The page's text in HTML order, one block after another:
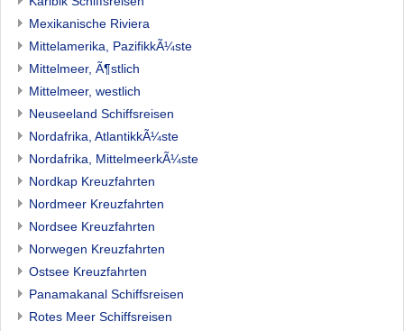
Mexikanische Riviera
Mittelamerika, PazifikkÃ¼ste
Mittelmeer, Ã¶stlich
Mittelmeer, westlich
Neuseeland Schiffsreisen
Nordafrika, AtlantikkÃ¼ste
Nordafrika, MittelmeerkÃ¼ste
Nordkap Kreuzfahrten
Nordmeer Kreuzfahrten
Nordsee Kreuzfahrten
Norwegen Kreuzfahrten
Ostsee Kreuzfahrten
Panamakanal Schiffsreisen
Rotes Meer Schiffsreisen